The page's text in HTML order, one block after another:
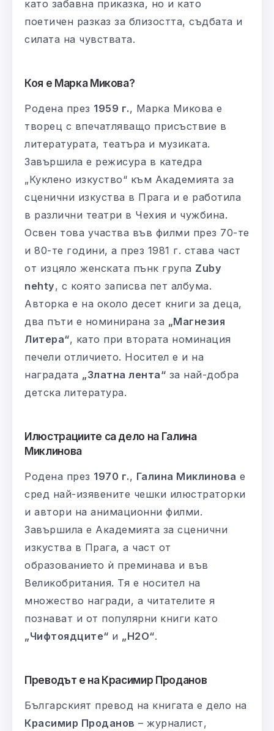
като забавна приказка, но и като
поетичен разказ за близостта, съдбата и
силата на чувствата.
Коя е Марка Микова?
Родена през 1959 г., Марка Микова е
творец с впечатляващо присъствие в
литературата, театъра и музиката.
Завършила е режисура в катедра
„Куклено изкуство“ към Академията за
сценични изкуства в Прага и е работила
в различни театри в Чехия и чужбина.
Освен това участва във филми през 70-те
и 80-те години, а през 1981 г. става част
от изцяло женската пънк група Zuby
nehty, с която записва пет албума.
Авторка е на около десет книги за деца,
два пъти е номинирана за „Магнезия
Литера“, като при втората номинация
печели отличието. Носител е и на
наградата „Златна лента“ за най-добра
детска литература.
Илюстрациите са дело на Галина
Миклинова
Родена през 1970 г., Галина Миклинова е
сред най-изявените чешки илюстраторки
и автори на анимационни филми.
Завършила е Академията за сценични
изкуства в Прага, а част от
образованието ѝ преминава и във
Великобритания. Тя е носител на
множество награди, а читателите я
познават и от популярни книги като
„Чифтоядците“ и „Н2О“.
Преводът е на Красимир Проданов
Българският превод на книгата е дело на
Красимир Проданов – журналист,